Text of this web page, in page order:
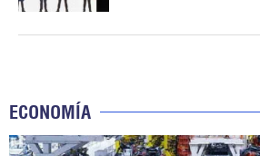
ECONOMÍA